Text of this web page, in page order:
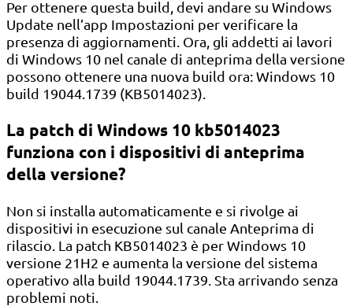
Per ottenere questa build, devi andare su Windows
Update nell’app Impostazioni per verificare la
presenza di aggiornamenti. Ora, gli addetti ai lavori
di Windows 10 nel canale di anteprima della versione
possono ottenere una nuova build ora: Windows 10
build 19044.1739 (KB5014023).
La patch di Windows 10 kb5014023
funziona con i dispositivi di anteprima
della versione?
Non si installa automaticamente e si rivolge ai
dispositivi in ​​esecuzione sul canale Anteprima di
rilascio. La patch KB5014023 è per Windows 10
versione 21H2 e aumenta la versione del sistema
operativo alla build 19044.1739. Sta arrivando senza
problemi noti.